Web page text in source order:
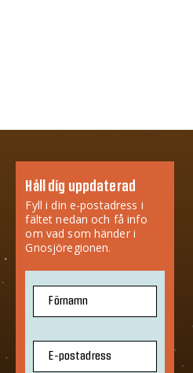
Håll dig uppdaterad
Fyll i din e-postadress i
fältet nedan och få info
om vad som händer i
Gnosjöregionen.
Förnamn
E-postadress